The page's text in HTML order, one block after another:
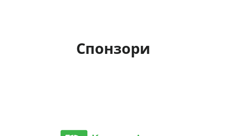
Спонзори